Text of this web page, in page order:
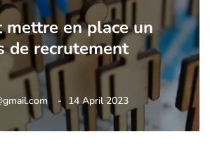
mettre en place un
de recrutement
14 April 2023